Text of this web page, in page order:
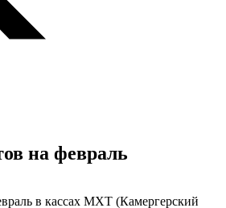
на февраль
в кассах МХТ (Камергерский